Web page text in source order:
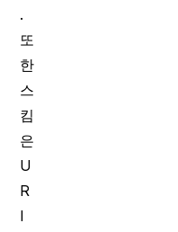
.
또
한
스
킴
은
U
R
I